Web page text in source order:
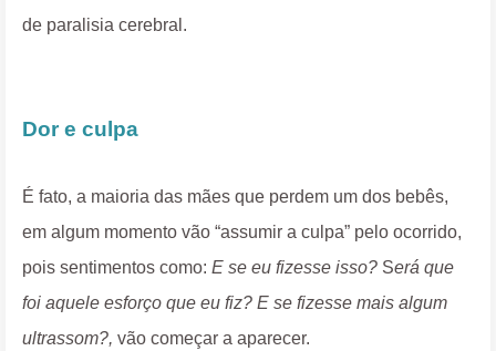
de paralisia cerebral.
Dor e culpa
É fato, a maioria das mães que perdem um dos bebês,
em algum momento vão “assumir a culpa” pelo ocorrido,
pois sentimentos como: E se eu fizesse isso? Será que
foi aquele esforço que eu fiz? E se fizesse mais algum
ultrassom?, vão começar a aparecer.